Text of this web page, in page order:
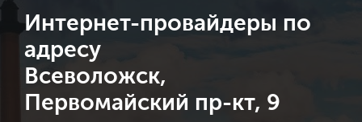
Интернет-провайдеры по
адресу
Всеволожск,
Первомайский пр-кт, 9